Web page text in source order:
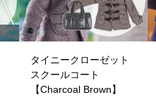
タイニークローゼット
スクールコート
【Charcoal Brown】